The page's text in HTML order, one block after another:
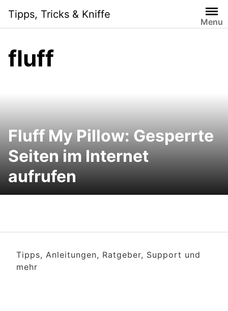
content
Tipps, Tricks & Kniffe
Menu
fluff
Fluff My Pillow: Gesperrte
Seiten im Internet
aufrufen
Tipps, Anleitungen, Ratgeber, Support und
mehr